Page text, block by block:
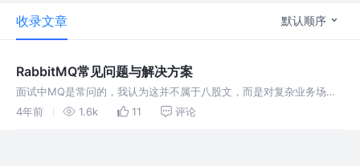
收录文章 默认顺序
RabbitMQ常见问题与解决方案
面试中MQ是常问的，我认为这并不属于八股文，而是对复杂业务场景
下的总结和思考，还有对MQ机制的认知。 1. RabbitMQ如何保证消息
4年前 1.6k 11 评论